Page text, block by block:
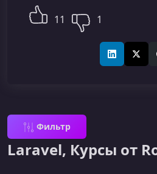
11 1
LinkedIn
X
Фильтр
Laravel, Курсы от